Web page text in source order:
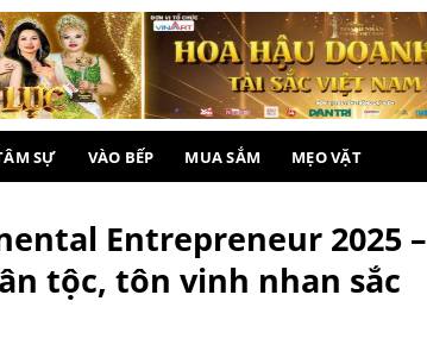
SỰ VÀO BẾP MUA SẮM MẸO VẶT
Entrepreneur 2025 –
tộc, tôn vinh nhan sắc